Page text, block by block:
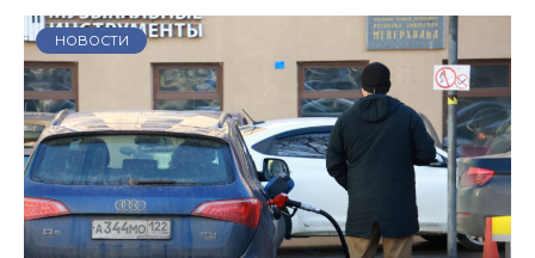
НОВОСТИ